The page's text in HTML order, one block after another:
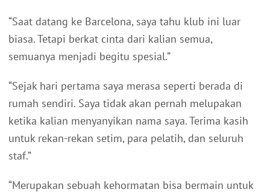
“Saat datang ke Barcelona, saya tahu klub ini luar
biasa. Tetapi berkat cinta dari kalian semua,
semuanya menjadi begitu spesial.”
“Sejak hari pertama saya merasa seperti berada di
rumah sendiri. Saya tidak akan pernah melupakan
ketika kalian menyanyikan nama saya. Terima kasih
untuk rekan-rekan setim, para pelatih, dan seluruh
staf.”
“Merupakan sebuah kehormatan bisa bermain untuk